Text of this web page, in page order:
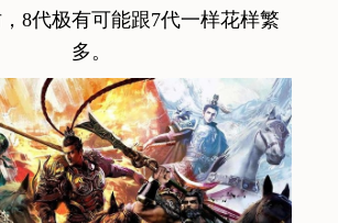
8代极有可能跟7代一样花样繁
多。